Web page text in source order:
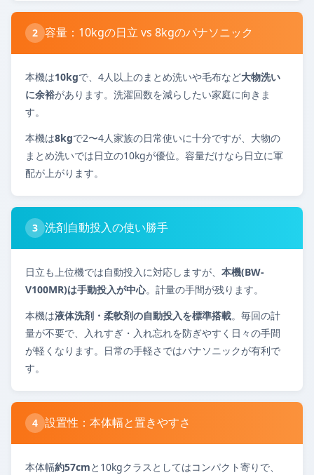
2 容量：10kgの日立 vs 8kgのパナソニック
本機は10kgで、4人以上のまとめ洗いや毛布など大物洗い
に余裕があります。洗濯回数を減らしたい家庭に向きま
す。
本機は8kgで2〜4人家族の日常使いに十分ですが、大物の
まとめ洗いでは日立の10kgが優位。容量だけなら日立に軍
配が上がります。
3 洗剤自動投入の使い勝手
日立も上位機では自動投入に対応しますが、 本機(BW-
V100MR)は手動投入が中心。計量の手間が残ります。
本機は液体洗剤・柔軟剤の自動投入を標準搭載。毎回の計
量が不要で、入れすぎ・入れ忘れを防ぎやすく日々の手間
が軽くなります。日常の手軽さではパナソニックが有利で
す。
4 設置性：本体幅と置きやすさ
本体幅約57cmと10kgクラスとしてはコンパクト寄りで、